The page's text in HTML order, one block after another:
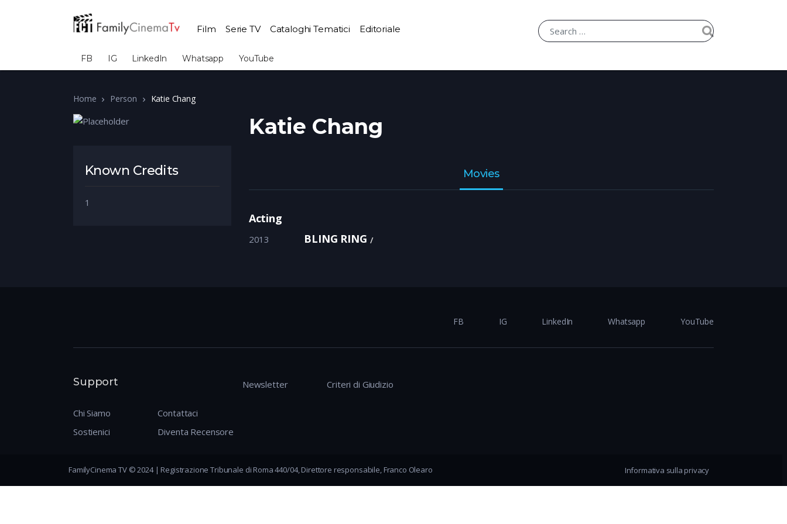
Film Serie TV Cataloghi Tematici Editoriale
FB IG LinkedIn Whatsapp YouTube
Home Person Katie Chang
Known Credits
1
Katie Chang
Movies
Acting
2013 BLING RING
FB IG LinkedIn Whatsapp YouTube
Support
Chi Siamo
Sostienici
Contattaci
Diventa Recensore
Newsletter Criteri di Giudizio
FamilyCinema TV © 2024 | Registrazione Tribunale di Roma 440/04, Direttore responsabile, Franco Olearo Informativa sulla privacy